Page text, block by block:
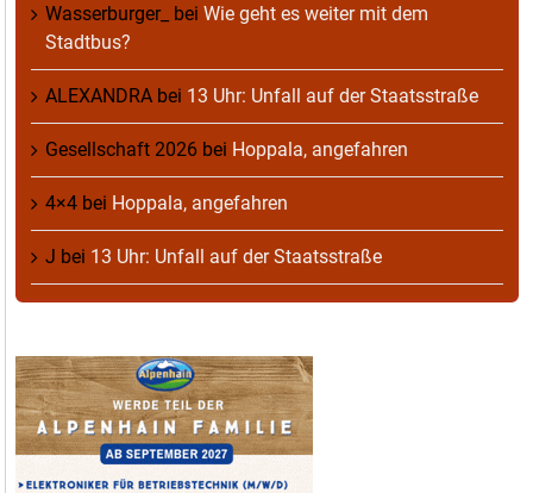
Wasserburger_ bei Wie geht es weiter mit dem
Stadtbus?
ALEXANDRA bei 13 Uhr: Unfall auf der Staatsstraße
Gesellschaft 2026 bei Hoppala, angefahren
4×4 bei Hoppala, angefahren
J bei 13 Uhr: Unfall auf der Staatsstraße